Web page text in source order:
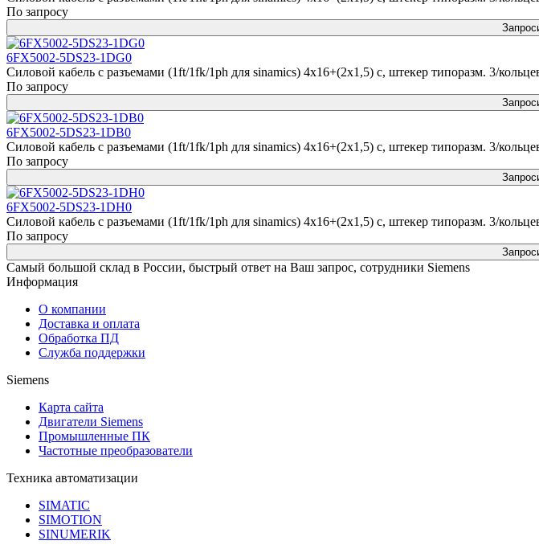
По запросу
6FX5002-5DS23-1DG0
Силовой кабель с разъемами (1ft/1fk/1ph для sinamics) 4x16+(2x1,5) c, штекер типоразм. 3/
По запросу
6FX5002-5DS23-1DB0
Силовой кабель с разъемами (1ft/1fk/1ph для sinamics) 4x16+(2x1,5) c, штекер типоразм. 3/
По запросу
6FX5002-5DS23-1DH0
Силовой кабель с разъемами (1ft/1fk/1ph для sinamics) 4x16+(2x1,5) c, штекер типоразм. 3/
По запросу
Самый большой склад в России, быстрый ответ на Ваш запрос, сотрудники Siemens
Информация
О компании
Доставка и оплата
Обработка ПД
Служба поддержки
Siemens
Карта сайта
Двигатели Siemens
Промышленные ПК
Частотные преобразователи
Техника автоматизации
SIMATIC
SIMOTION
SINUMERIK